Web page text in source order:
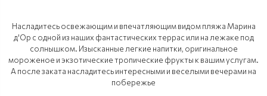
Насладитесь освежающим и впечатляющим видом пляжа Марина
д'Ор с одной из наших фантастических террас или на лежаке под
солнышком. Изысканные легкие напитки, оригинальное
мороженое и экзотические тропические фрукты к вашим услугам.
А после заката насладитесь интересными и веселыми вечерами на
побережье